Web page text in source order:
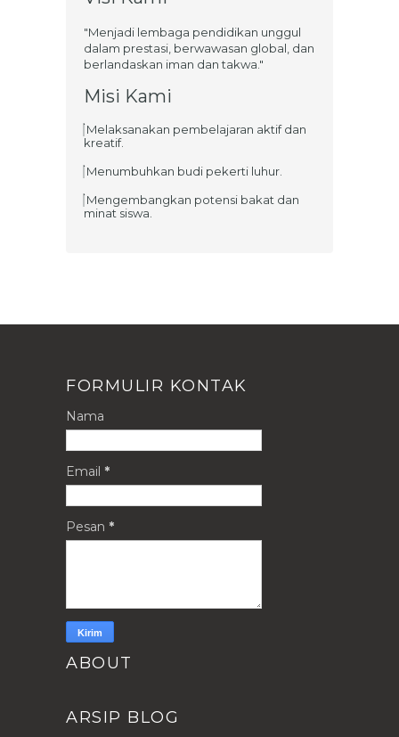
"Menjadi lembaga pendidikan unggul
dalam prestasi, berwawasan global, dan
berlandaskan iman dan takwa."
Misi Kami
Melaksanakan pembelajaran aktif dan
kreatif.
Menumbuhkan budi pekerti luhur.
Mengembangkan potensi bakat dan
minat siswa.
FORMULIR KONTAK
Nama
Email *
Pesan *
ABOUT
ARSIP BLOG